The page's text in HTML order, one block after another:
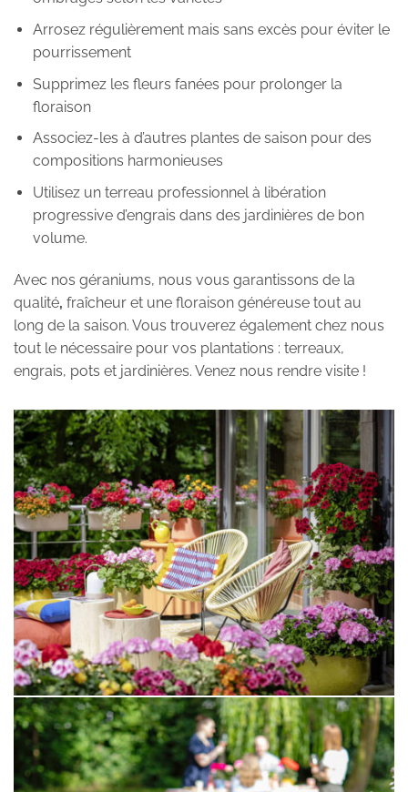
Arrosez régulièrement mais sans excès pour éviter le
pourrissement
Supprimez les fleurs fanées pour prolonger la
floraison
Associez-les à d’autres plantes de saison pour des
compositions harmonieuses
Utilisez un terreau professionnel à libération
progressive d’engrais dans des jardinières de bon
volume.
Avec nos géraniums, nous vous garantissons de la
qualité, fraîcheur et une floraison généreuse tout au
long de la saison. Vous trouverez également chez nous
tout le nécessaire pour vos plantations : terreaux,
engrais, pots et jardinières. Venez nous rendre visite !